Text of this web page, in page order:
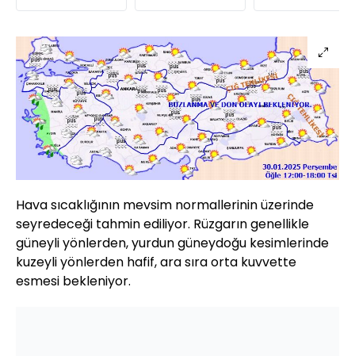
Hava sıcaklığının mevsim normallerinin üzerinde
seyredeceği tahmin ediliyor. Rüzgarın genellikle
güneyli yönlerden, yurdun güneydoğu kesimlerinde
kuzeyli yönlerden hafif, ara sıra orta kuvvette
esmesi bekleniyor.